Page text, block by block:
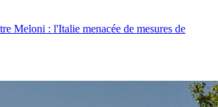
Meloni : l'Italie menacée de mesures de